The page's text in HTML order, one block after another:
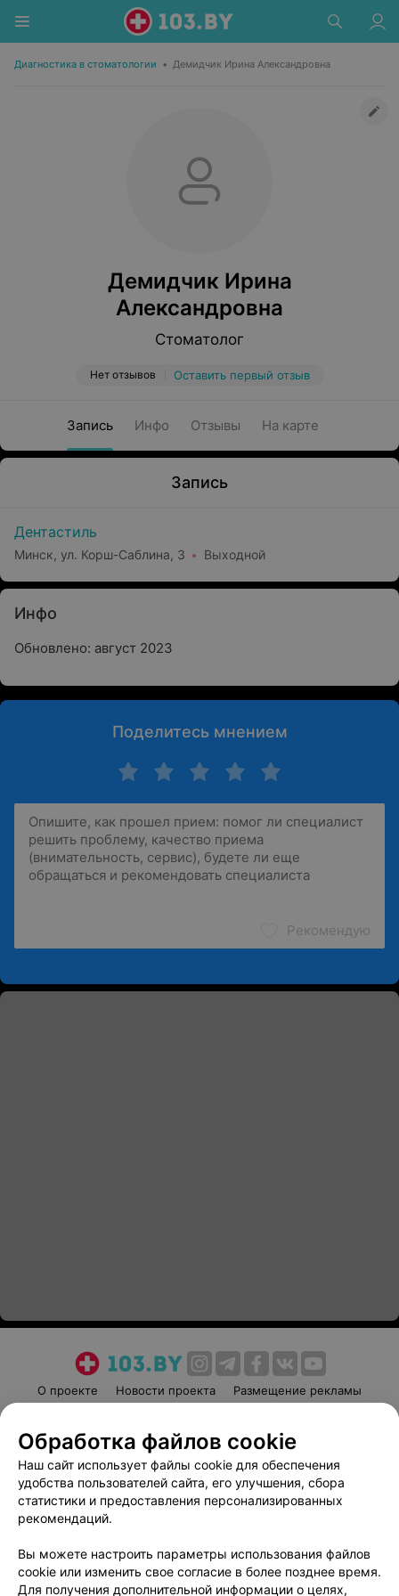
Диагностика в стоматологии • Демидчик Ирина Александровна
Демидчик Ирина
Александровна
Стоматолог
Нет отзывов Оставить первый отзыв
Запись Инфо Отзывы На карте
Запись
Дентастиль
Минск, ул. Корш-Саблина, 3 Выходной
Инфо
Обновлено: август 2023
Поделитесь мнением
Рекомендую
О проекте Новости проекта
Размещение рекламы
Пользовательское соглашение
Способы оплаты
Вакансии
Партнеры
Написать руководителю 103.by
Обработка персональных данных
Обработка файлов cookie
Наш сайт использует файлы cookie для обеспечения
удобства пользователей сайта, его улучшения, сбора
статистики и предоставления персонализированных
рекомендаций.
Вы можете настроить параметры использования файлов
cookie или изменить свое согласие в более позднее время.
Для получения дополнительной информации о целях,